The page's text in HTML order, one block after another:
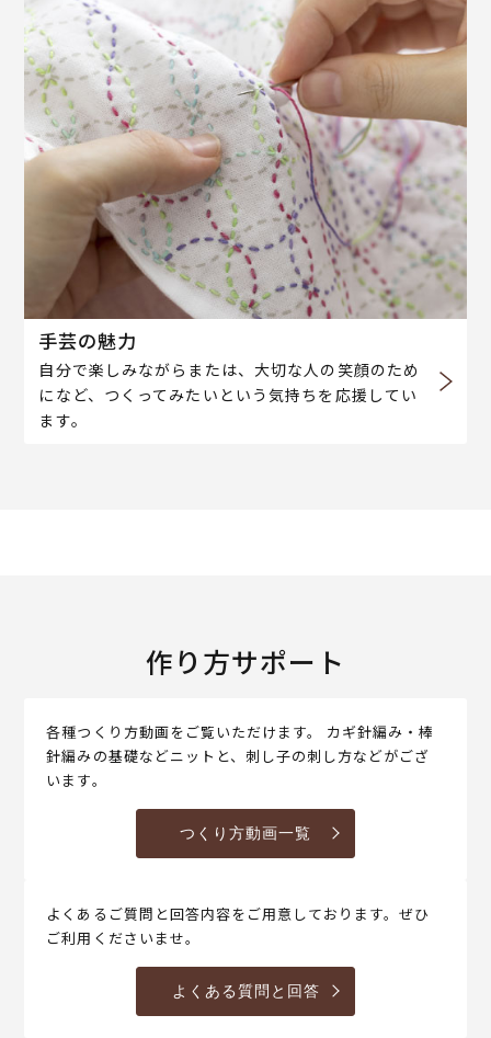
手芸の魅力
自分で楽しみながらまたは、大切な人の笑顔のため
になど、つくってみたいという気持ちを応援してい
ます。
作り方サポート
各種つくり方動画をご覧いただけます。 カギ針編み・棒
針編みの基礎などニットと、刺し子の刺し方などがござ
います。
つくり方動画一覧
よくあるご質問と回答内容をご用意しております。ぜひ
ご利用くださいませ。
よくある質問と回答